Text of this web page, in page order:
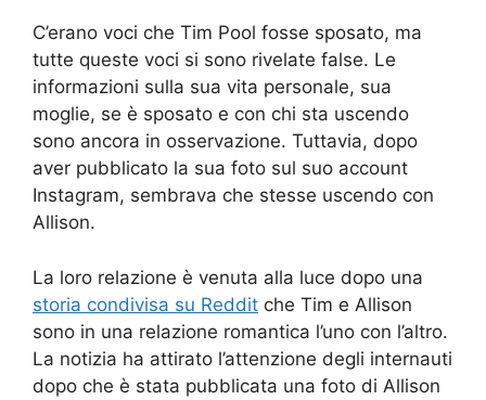
C’erano voci che Tim Pool fosse sposato, ma
tutte queste voci si sono rivelate false. Le
informazioni sulla sua vita personale, sua
moglie, se è sposato e con chi sta uscendo
sono ancora in osservazione. Tuttavia, dopo
aver pubblicato la sua foto sul suo account
Instagram, sembrava che stesse uscendo con
Allison.
La loro relazione è venuta alla luce dopo una
storia condivisa su Reddit che Tim e Allison
sono in una relazione romantica l’uno con l’altro.
La notizia ha attirato l’attenzione degli internauti
dopo che è stata pubblicata una foto di Allison